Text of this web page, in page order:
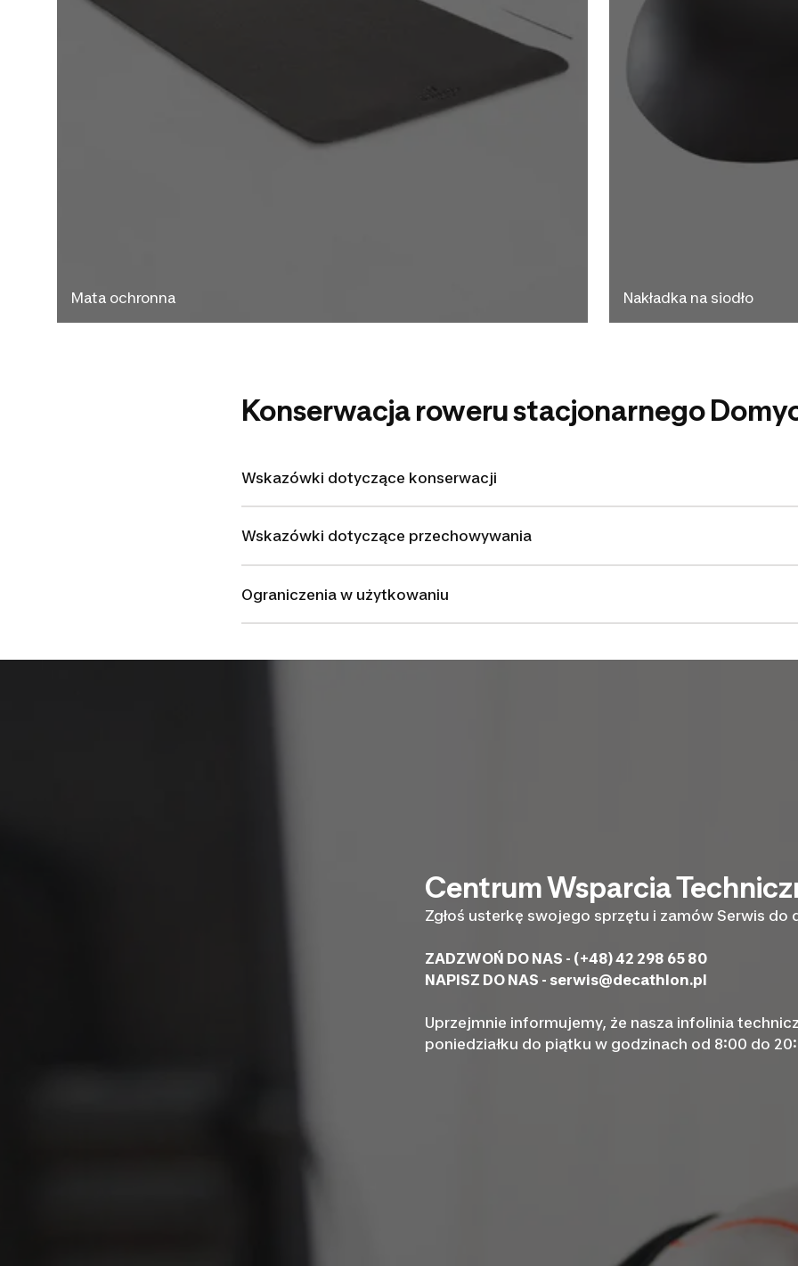
Mata ochronna Nakładka na siodło
Konserwacja roweru stacjonarnego
Wskazówki dotyczące konserwacji
Wskazówki dotyczące przechowywania
Ograniczenia w użytkowaniu
Centrum Wsparcia
Zgłoś usterkę swojego sprzętu i zamów Serwis do
ZADZWOŃ DO NAS - (+48) 42 298 65 80
NAPISZ DO NAS - serwis@decathlon.pl
Uprzejmnie informujemy, że nasza infolinia
poniedziałku do piątku w godzinach od 8:00 do